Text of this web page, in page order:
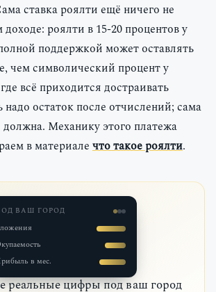
ставка роялти ещё ничего не
доходе: роялти в 15-20 процентов у
поддержкой может оставлять
чем символический процент у
всё приходится достраивать
надо остаток после отчислений; сама
должна. Механику этого платежа
в материале что такое роялти.
ВАШ ГОРОД
в мес.
реальные цифры под ваш город